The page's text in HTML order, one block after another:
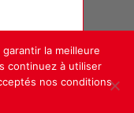
la meilleure
continuez à utiliser
nos conditions